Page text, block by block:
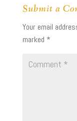
Submit a
Your email
marked *